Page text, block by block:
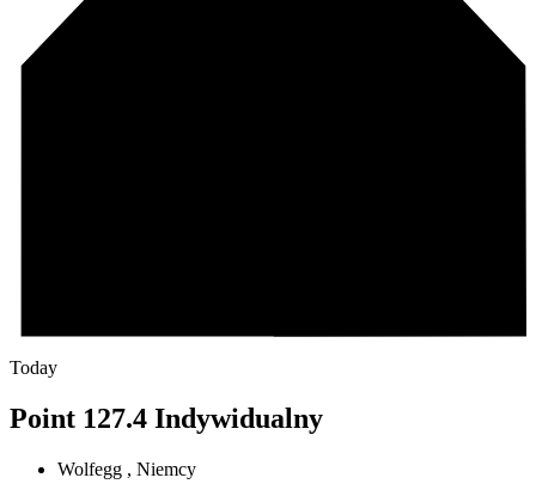
Today
Point 127.4 Indywidualny
Wolfegg , Niemcy